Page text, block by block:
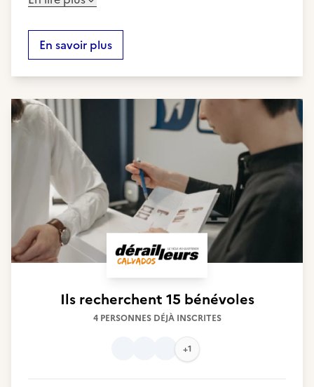
En savoir plus
Ils recherchent 15 bénévoles
4 PERSONNES DÉJÀ INSCRITES
+1